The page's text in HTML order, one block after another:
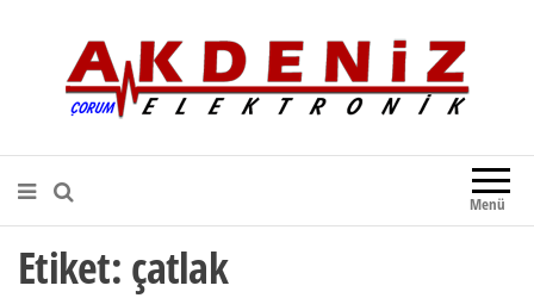
Akdeniz Elektronik
Teknik Destek, Kaliteli Hizmet |
Çorum Elektronik Firması
Menü
Etiket: çatlak